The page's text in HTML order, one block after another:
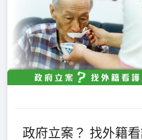
政府立案？ 找外籍